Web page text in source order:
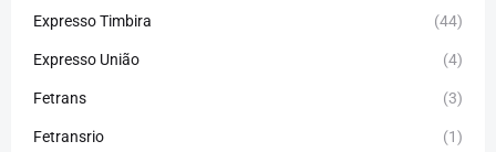
Expresso Timbira (44)
Expresso União (4)
Fetrans (3)
Fetransrio (1)